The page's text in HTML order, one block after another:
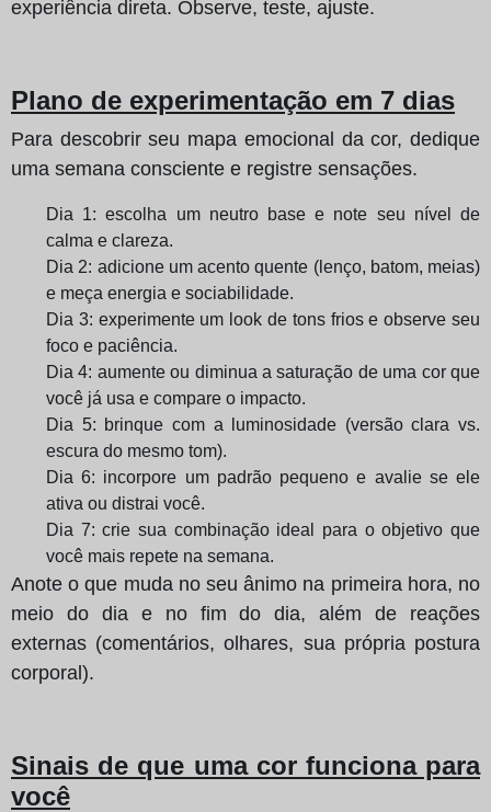
experiência direta. Observe, teste, ajuste.
Plano de experimentação em 7 dias
Para descobrir seu mapa emocional da cor, dedique
uma semana consciente e registre sensações.
Dia 1: escolha um neutro base e note seu nível de
calma e clareza.
Dia 2: adicione um acento quente (lenço, batom, meias)
e meça energia e sociabilidade.
Dia 3: experimente um look de tons frios e observe seu
foco e paciência.
Dia 4: aumente ou diminua a saturação de uma cor que
você já usa e compare o impacto.
Dia 5: brinque com a luminosidade (versão clara vs.
escura do mesmo tom).
Dia 6: incorpore um padrão pequeno e avalie se ele
ativa ou distrai você.
Dia 7: crie sua combinação ideal para o objetivo que
você mais repete na semana.
Anote o que muda no seu ânimo na primeira hora, no
meio do dia e no fim do dia, além de reações
externas (comentários, olhares, sua própria postura
corporal).
Sinais de que uma cor funciona para
você